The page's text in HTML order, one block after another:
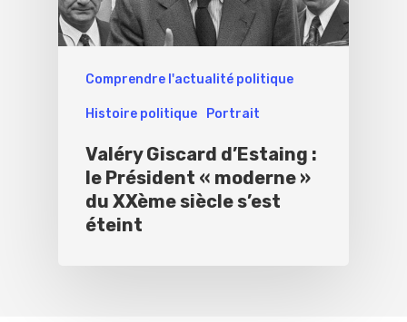
Comprendre l'actualité politique
Histoire politique Portrait
Valéry Giscard d’Estaing :
le Président « moderne »
du XXème siècle s’est
éteint